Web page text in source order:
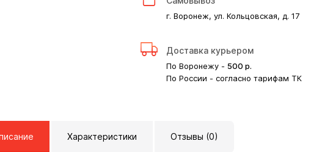
г. Воронеж, ул. Кольцовская, д. 17
Доставка курьером
По Воронежу - 500 р.
По России - согласно тарифам ТК
Характеристики Отзывы (0)